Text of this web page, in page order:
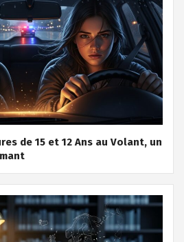
de 15 et 12 Ans au Volant, un